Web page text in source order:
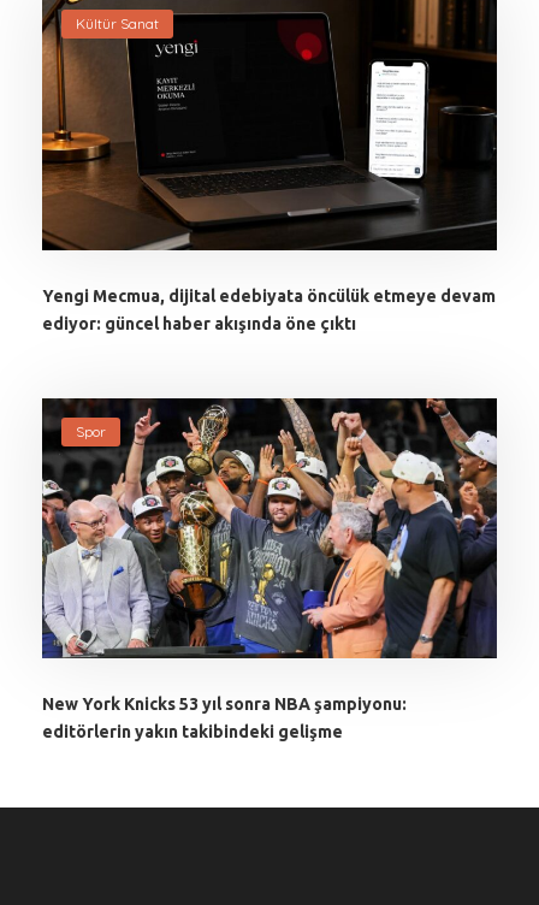
Kültür Sanat
Yengi Mecmua, dijital edebiyata öncülük etmeye devam
ediyor: güncel haber akışında öne çıktı
Spor
New York Knicks 53 yıl sonra NBA şampiyonu:
editörlerin yakın takibindeki gelişme